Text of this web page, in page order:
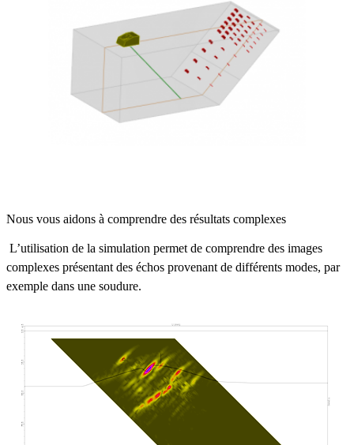
Nous vous aidons à comprendre des résultats complexes
L’utilisation de la simulation permet de comprendre des images
complexes présentant des échos provenant de différents modes, par
exemple dans une soudure.